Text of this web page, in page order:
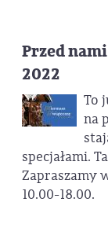
Przed
2022
To
na
specjałami.
Zapraszamy
10.00-18.00.